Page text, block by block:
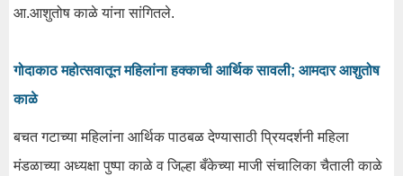
आ.आशुतोष काळे यांना सांगितले.
गोदाकाठ महोत्सवातून महिलांना हक्काची आर्थिक सावली; आमदार आशुतोष
काळे
बचत गटाच्या महिलांना आर्थिक पाठबळ देण्यासाठी प्रियदर्शनी महिला
मंडळाच्या अध्यक्षा पुष्पा काळे व जिल्हा बँकेच्या माजी संचालिका चैताली काळे